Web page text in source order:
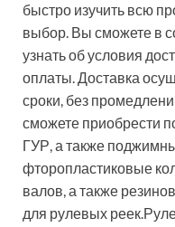
быстро изучить всю
выбор. Вы сможете в
узнать об условия
оплаты. Доставка
сроки, без
сможете приобрести
ГУР, а также
фторопластиковые
валов, а также
для рулевых